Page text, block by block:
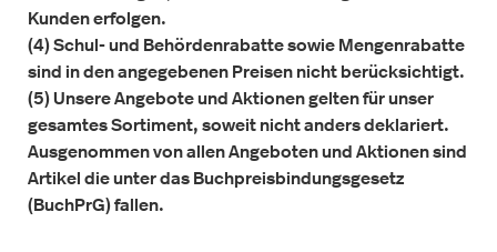
Kunden erfolgen.
(4) Schul- und Behördenrabatte sowie Mengenrabatte
sind in den angegebenen Preisen nicht berücksichtigt.
(5) Unsere Angebote und Aktionen gelten für unser
gesamtes Sortiment, soweit nicht anders deklariert.
Ausgenommen von allen Angeboten und Aktionen sind
Artikel die unter das Buchpreisbindungsgesetz
(BuchPrG) fallen.